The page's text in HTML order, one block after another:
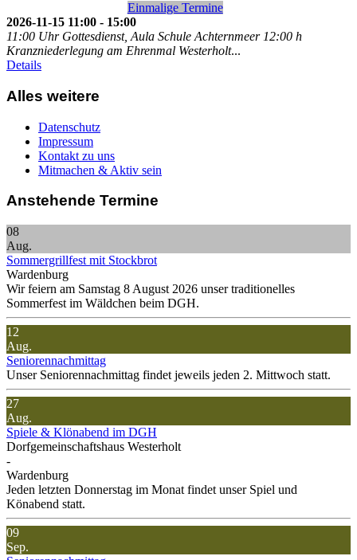
Einmalige Termine
2026-11-15 11:00 - 15:00
11:00 Uhr Gottesdienst, Aula Schule Achternmeer 12:00 h
Kranzniederlegung am Ehrenmal Westerholt...
Details
Alles weitere
Datenschutz
Impressum
Kontakt zu uns
Mitmachen & Aktiv sein
Anstehende Termine
08
Aug.
Sommergrillfest mit Stockbrot
Wardenburg
Wir feiern am Samstag 8 August 2026 unser traditionelles
Sommerfest im Wäldchen beim DGH.
12
Aug.
Seniorennachmittag
Unser Seniorennachmittag findet jeweils jeden 2. Mittwoch statt.
27
Aug.
Spiele & Klönabend im DGH
Dorfgemeinschaftshaus Westerholt
-
Wardenburg
Jeden letzten Donnerstag im Monat findet unser Spiel und
Könabend statt.
09
Sep.